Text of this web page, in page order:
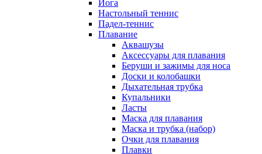
Йога
Настольный теннис
Падел-теннис
Плавание
Аквашузы
Аксессуары для плавания
Беруши и зажимы для носа
Доски и колобашки
Дыхательная трубка
Купальники
Ласты
Маска для плавания
Маска и трубка (набор)
Очки для плавания
Плавки